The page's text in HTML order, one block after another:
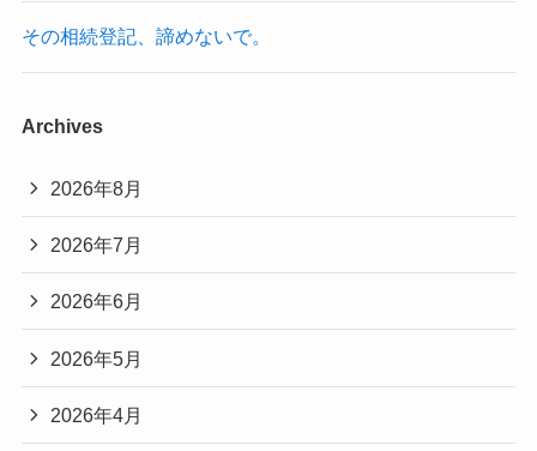
その相続登記、諦めないで。
Archives
2026年8月
2026年7月
2026年6月
2026年5月
2026年4月